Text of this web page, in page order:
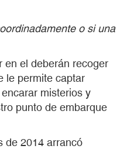
o si una
en el deberán recoger
le permite captar
misterios y
punto de embarque
de 2014 arrancó